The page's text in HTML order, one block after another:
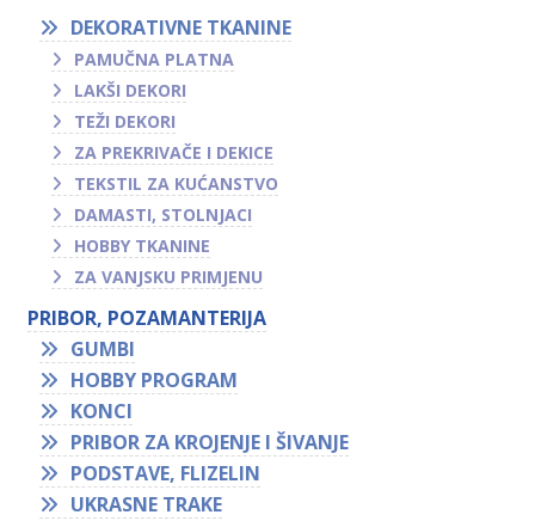
DEKORATIVNE TKANINE
PAMUČNA PLATNA
LAKŠI DEKORI
TEŽI DEKORI
ZA PREKRIVAČE I DEKICE
TEKSTIL ZA KUĆANSTVO
DAMASTI, STOLNJACI
HOBBY TKANINE
ZA VANJSKU PRIMJENU
PRIBOR, POZAMANTERIJA
GUMBI
HOBBY PROGRAM
KONCI
PRIBOR ZA KROJENJE I ŠIVANJE
PODSTAVE, FLIZELIN
UKRASNE TRAKE